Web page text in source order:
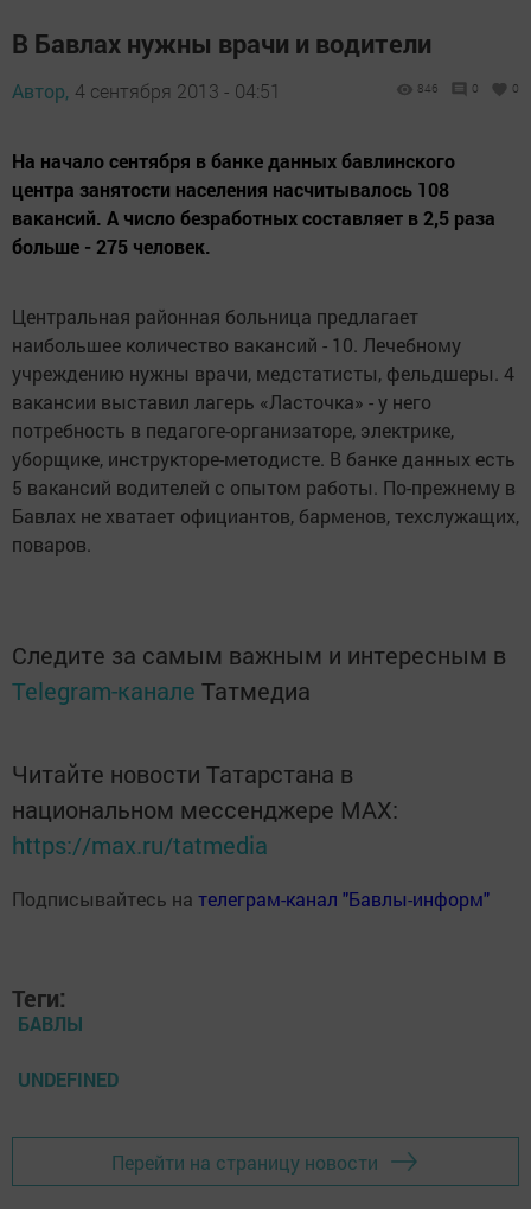
В Бавлах нужны врачи и водители
Автор, 4 сентября 2013 - 04:51 846 0 0
На начало сентября в банке данных бавлинского
центра занятости населения насчитывалось 108
вакансий. А число безработных составляет в 2,5 раза
больше - 275 человек.
Центральная районная больница предлагает
наибольшее количество вакансий - 10. Лечебному
учреждению нужны врачи, медстатисты, фельдшеры. 4
вакансии выставил лагерь «Ласточка» - у него
потребность в педагоге-организаторе, электрике,
уборщике, инструкторе-методисте. В банке данных есть
5 вакансий водителей с опытом работы. По-прежнему в
Бавлах не хватает официантов, барменов, техслужащих,
поваров.
Следите за самым важным и интересным в
Telegram-канале Татмедиа
Читайте новости Татарстана в
национальном мессенджере MАХ:
https://max.ru/tatmedia
Подписывайтесь на телеграм-канал "Бавлы-информ"
Теги:
БАВЛЫ
UNDEFINED
Перейти на страницу новости